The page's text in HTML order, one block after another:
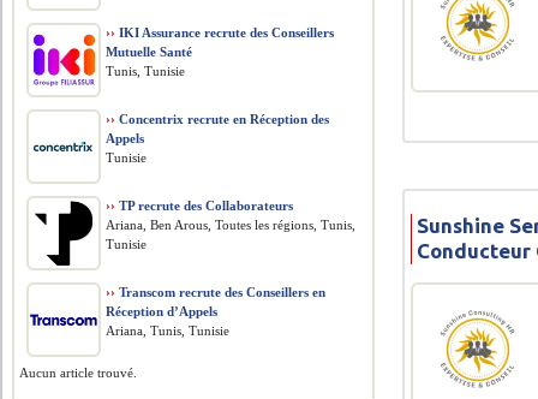
Sunshine
Conducteur
›› IKI Assurance recrute des Conseillers
Mutuelle Santé
Tunis, Tunisie
›› Concentrix recrute en Réception des
Appels
Tunisie
›› TP recrute des Collaborateurs
Ariana, Ben Arous, Toutes les régions, Tunis,
Tunisie
›› Transcom recrute des Conseillers en
Réception d’Appels
Ariana, Tunis, Tunisie
Aucun article trouvé.